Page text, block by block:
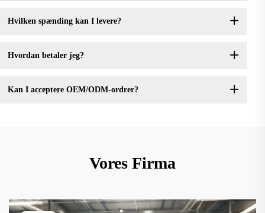
Hvilken spænding kan I levere?
Hvordan betaler jeg?
Kan I acceptere OEM/ODM-ordrer?
Vores Firma